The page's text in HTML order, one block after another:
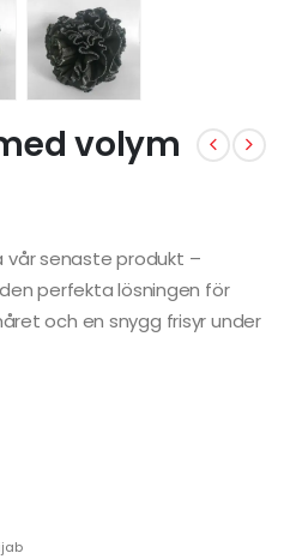
volym
senaste produkt –
perfekta lösningen för
och en snygg frisyr under